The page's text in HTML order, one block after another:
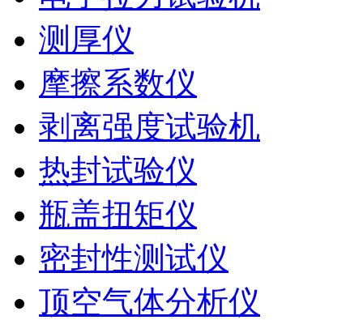
测厚仪
摩擦系数仪
剥离强度试验机
热封试验仪
瓶盖扭矩仪
密封性测试仪
顶空气体分析仪